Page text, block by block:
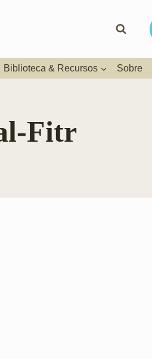
Biblioteca & Recursos Sobre
Fitr